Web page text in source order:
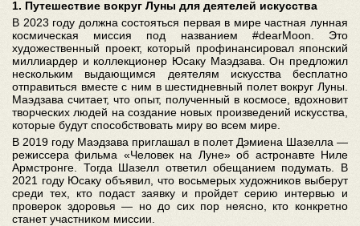
1. Путешествие вокруг Луны для деятелей искусства
В 2023 году должна состояться первая в мире частная лунная
космическая миссия под названием #dearMoon. Это
художественный проект, который профинансировал японский
миллиардер и коллекционер Юсаку Маэдзава. Он предложил
нескольким выдающимся деятелям искусства бесплатно
отправиться вместе с ним в шестидневный полет вокруг Луны.
Маэдзава считает, что опыт, полученный в космосе, вдохновит
творческих людей на создание новых произведений искусства,
которые будут способствовать миру во всем мире.
В 2019 году Маэдзава приглашал в полет Дэмиена Шазелла —
режиссера фильма «Человек на Луне» об астронавте Ниле
Армстронге. Тогда Шазелл ответил обещанием подумать. В
2021 году Юсаку объявил, что восьмерых художников выберут
среди тех, кто подаст заявку и пройдет серию интервью и
проверок здоровья — но до сих пор неясно, кто конкретно
станет участником миссии.